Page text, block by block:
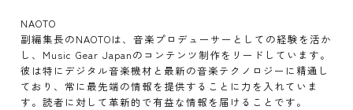
NAOTO
副編集長のNAOTOは、音楽プロデューサーとしての経験を活か
し、Music Gear Japanのコンテンツ制作をリードしています。
彼は特にデジタル音楽機材と最新の音楽テクノロジーに精通し
ており、常に最先端の情報を提供することに力を入れていま
す。読者に対して革新的で有益な情報を届けることです。